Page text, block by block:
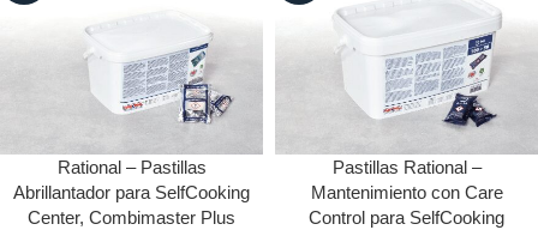
Rational – Pastillas
Abrillantador para SelfCooking
Center, Combimaster Plus
Pastillas Rational –
Mantenimiento con Care
Control para SelfCooking